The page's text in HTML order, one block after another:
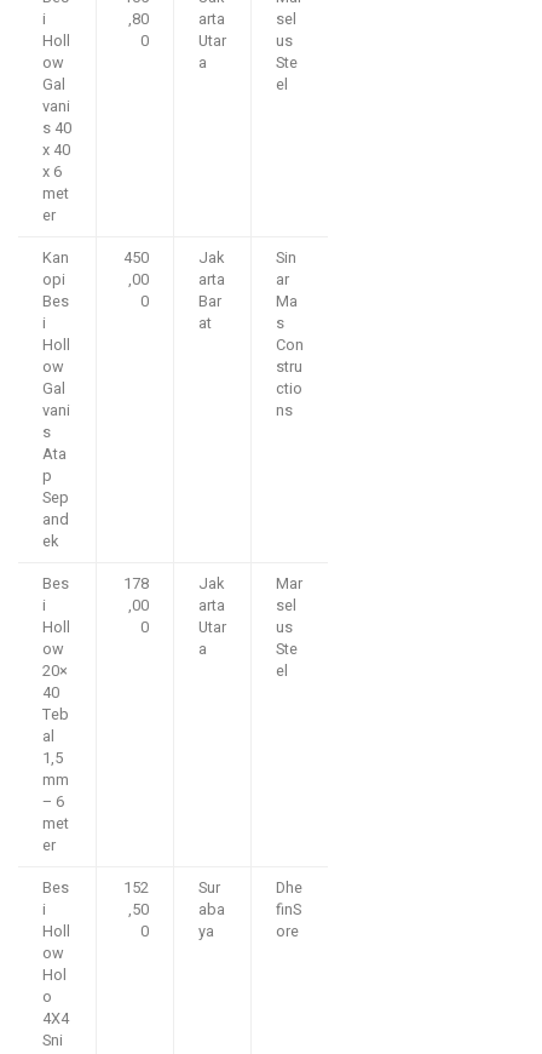
i
Holl
ow
Gal
vani
s 40
x 40
x 6
met
er
,80
0
arta
Utar
a
sel
us
Ste
el
Kan
opi
Bes
i
Holl
ow
Gal
vani
s
Ata
p
Sep
and
ek
450
,00
0
Jak
arta
Bar
at
Sin
ar
Ma
s
Con
stru
ctio
ns
Bes
i
Holl
ow
20×
40
Teb
al
1,5
mm
– 6
met
er
178
,00
0
Jak
arta
Utar
a
Mar
sel
us
Ste
el
Bes
i
Holl
ow
Hol
o
4X4
Sni
152
,50
0
Sur
aba
ya
Dhe
finS
ore